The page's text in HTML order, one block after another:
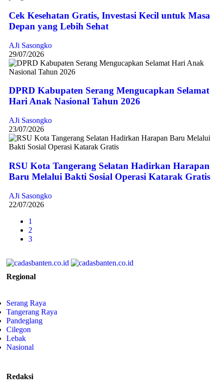
Cek Kesehatan Gratis, Investasi Kecil untuk Masa
Depan yang Lebih Sehat
AJi Sasongko
29/07/2026
DPRD Kabupaten Serang Mengucapkan Selamat
Hari Anak Nasional Tahun 2026
AJi Sasongko
23/07/2026
RSU Kota Tangerang Selatan Hadirkan Harapan
Baru Melalui Bakti Sosial Operasi Katarak Gratis
AJi Sasongko
22/07/2026
1
2
3
Regional
Serang Raya
Tangerang Raya
Pandeglang
Cilegon
Lebak
Nasional
Redaksi